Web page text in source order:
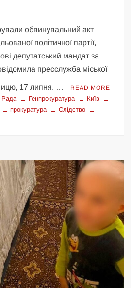
обвинувальний акт
політичної партії,
депутатський мандат за
пресслужба міської
17 липня. … READ MORE
Рада Генпрокуратура
Київ
прокуратура
Слідство